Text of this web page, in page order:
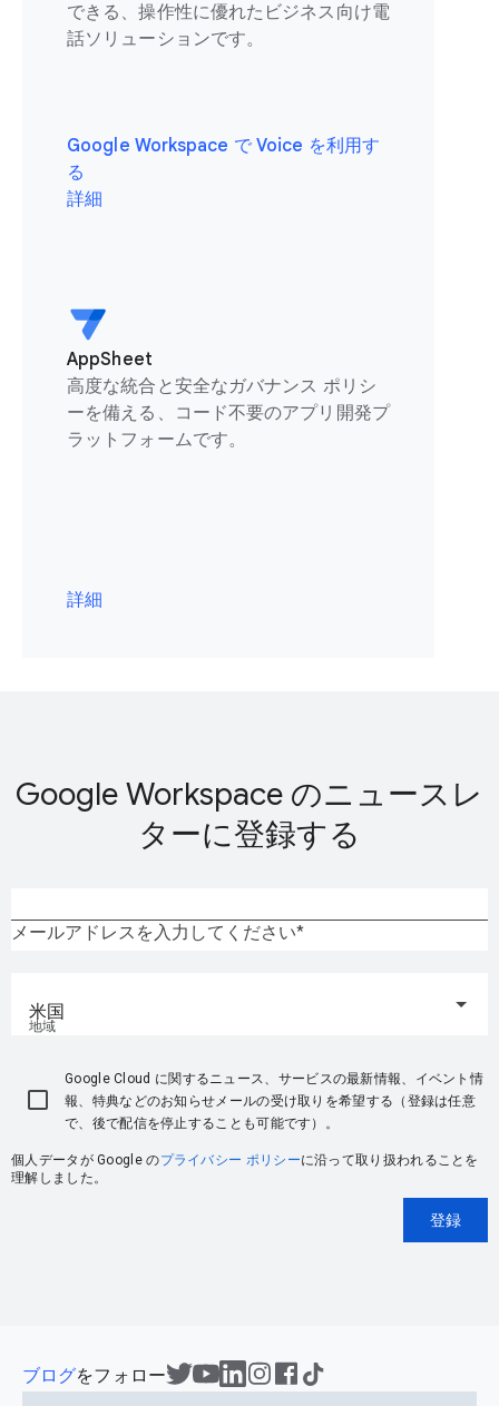
できる、操作性に優れたビジネス向け電
話ソリューションです。
Google Workspace で Voice を利用す
る
詳細
AppSheet
高度な統合と安全なガバナンス ポリシ
ーを備える、コード不要のアプリ開発プ
ラットフォームです。
詳細
Google Workspace のニュースレ
ターに登録する
メールアドレスを入力してください
地域
米国
Google Cloud に関するニュース、サービスの最新情報、イベント情
報、特典などのお知らせメールの受け取りを希望する（登録は任意
で、後で配信を停止することも可能です）。
個人データが Google のプライバシー ポリシーに沿って取り扱われることを
理解しました。
登録
ブログをフォロー